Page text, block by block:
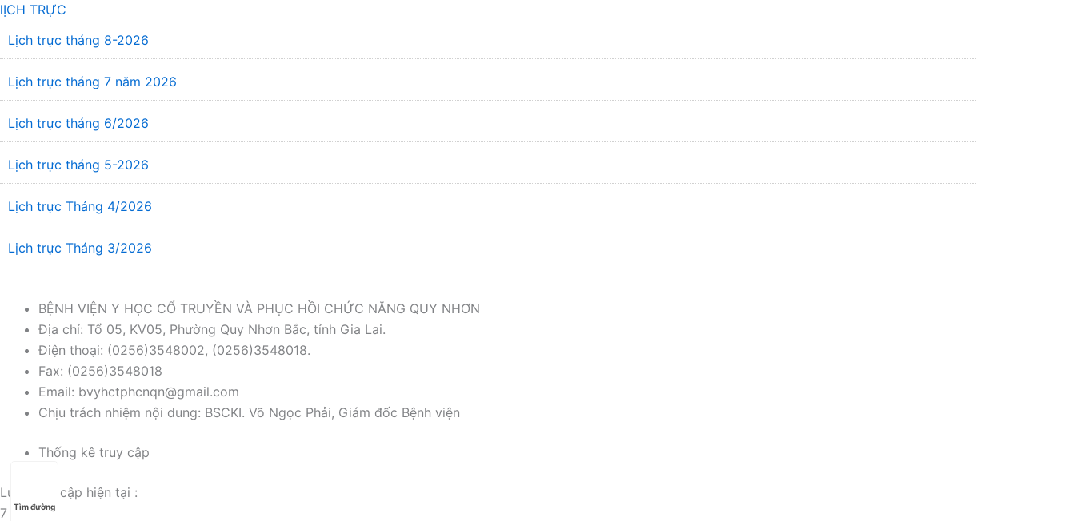
lỊCH TRỰC
Lịch trực tháng 8-2026
Lịch trực tháng 7 năm 2026
Lịch trực tháng 6/2026
Lịch trực tháng 5-2026
Lịch trực Tháng 4/2026
Lịch trực Tháng 3/2026
BỆNH VIỆN Y HỌC CỔ TRUYỀN VÀ PHỤC HỒI CHỨC NĂNG QUY NHƠN
Địa chỉ: Tổ 05, KV05, Phường Quy Nhơn Bắc, tỉnh Gia Lai.
Điện thoại: (0256)3548002, (0256)3548018.
Fax: (0256)3548018
Email: bvyhctphcnqn@gmail.com
Chịu trách nhiệm nội dung: BSCKI. Võ Ngọc Phải, Giám đốc Bệnh viện
Tìm đường
Thống kê truy cập
Lượt truy cập hiện tại :
7